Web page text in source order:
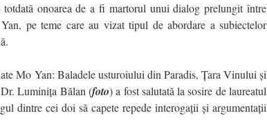
onoarea de a fi martorul unui dialog prelungit între
pe teme care au vizat tipul de abordare a subiectelor
Mo Yan: Baladele usturoiului din Paradis, Țara Vinului și
Luminița Bălan (foto) a fost salutată la sosire de laureatul
dintre cei doi să capete repede interogații și argumentații